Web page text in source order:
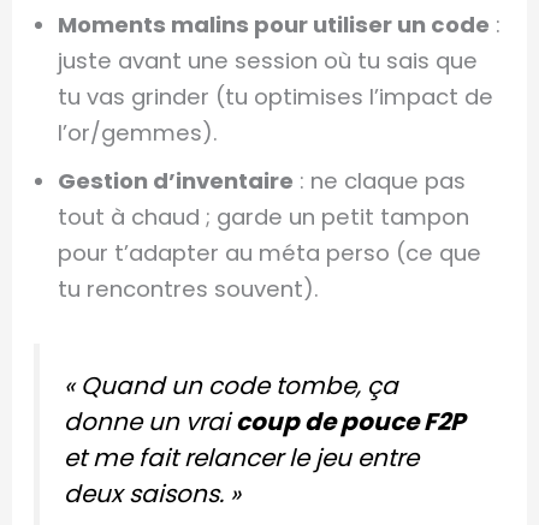
Moments malins pour utiliser un code :
juste avant une session où tu sais que
tu vas grinder (tu optimises l’impact de
l’or/gemmes).
Gestion d’inventaire : ne claque pas
tout à chaud ; garde un petit tampon
pour t’adapter au méta perso (ce que
tu rencontres souvent).
« Quand un code tombe, ça
donne un vraicoup de pouce F2P
et me fait relancer le jeu entre
deux saisons. »